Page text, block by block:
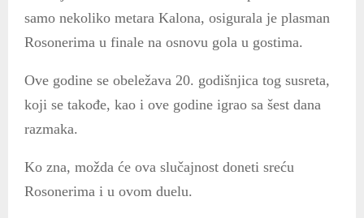
samo nekoliko metara Kalona, osigurala je plasman
Rosonerima u finale na osnovu gola u gostima.
Ove godine se obeležava 20. godišnjica tog susreta,
koji se takođe, kao i ove godine igrao sa šest dana
razmaka.
Ko zna, možda će ova slučajnost doneti sreću
Rosonerima i u ovom duelu.